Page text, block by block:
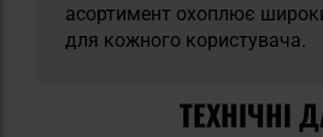
асортимент охоплює
для кожного користувача.
ТЕХНІЧНІ